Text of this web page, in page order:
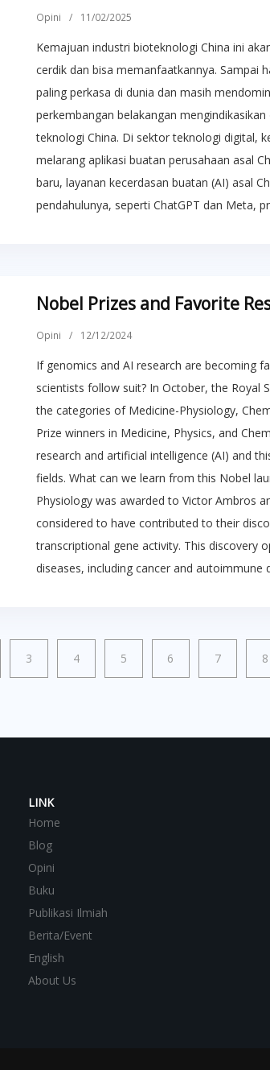
Opini / 11/02/2025
Kemajuan industri bioteknologi China ini
cerdik dan bisa memanfaatkannya. Sampai
paling perkasa di dunia dan masih
perkembangan belakangan
teknologi China. Di sektor teknologi digital,
melarang aplikasi buatan perusahaan asal
baru, layanan kecerdasan buatan (AI) asal
pendahulunya, seperti ChatGPT dan Meta,
Nobel Prizes and Favorite
Opini / 12/12/2024
If genomics and AI research are becoming
scientists follow suit? In October, the Royal
the categories of Medicine-Physiology,
Prize winners in Medicine, Physics, and
research and artificial intelligence (AI) and
fields. What can we learn from this Nobel
Physiology was awarded to Victor Ambros
considered to have contributed to their
transcriptional gene activity. This discovery
diseases, including cancer and autoimmune
3 4 5 6 7 8
LINK
Home
Blog
Opini
Buku
Publikasi Ilmiah
Berita/Event
English
About Us